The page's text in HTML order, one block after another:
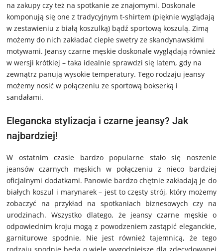
na zakupy czy też na spotkanie ze znajomymi. Doskonale
komponują się one z tradycyjnym t-shirtem (pięknie wyglądają
w zestawieniu z białą koszulką) bądź sportową koszulą. Zimą
możemy do nich zakładać ciepłe swetry ze skandynawskimi
motywami. Jeansy czarne męskie doskonale wyglądają również
w wersji krótkiej – taka idealnie sprawdzi się latem, gdy na
zewnątrz panują wysokie temperatury. Tego rodzaju jeansy
możemy nosić w połączeniu ze sportową bokserką i
sandałami.
Elegancka stylizacja i czarne jeansy? Jak
najbardziej!
W ostatnim czasie bardzo popularne stało się noszenie
jeansów czarnych męskich w połączeniu z nieco bardziej
oficjalnymi dodatkami. Panowie bardzo chętnie zakładają je do
białych koszul i marynarek – jest to częsty strój, który możemy
zobaczyć na przykład na spotkaniach biznesowych czy na
urodzinach. Wszystko dlatego, że jeansy czarne męskie o
odpowiednim kroju mogą z powodzeniem zastąpić eleganckie,
garniturowe spodnie. Nie jest również tajemnicą, że tego